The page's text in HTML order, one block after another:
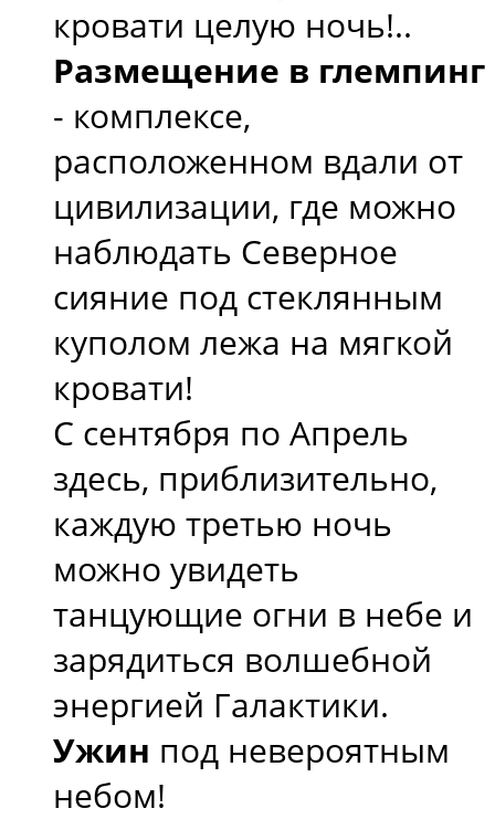
кровати целую ночь!..
Размещение в глемпинг
- комплексе,
расположенном вдали от
цивилизации, где можно
наблюдать Северное
сияние под стеклянным
куполом лежа на мягкой
кровати!
С сентября по Апрель
здесь, приблизительно,
каждую третью ночь
можно увидеть
танцующие огни в небе и
зарядиться волшебной
энергией Галактики.
Ужин под невероятным
небом!